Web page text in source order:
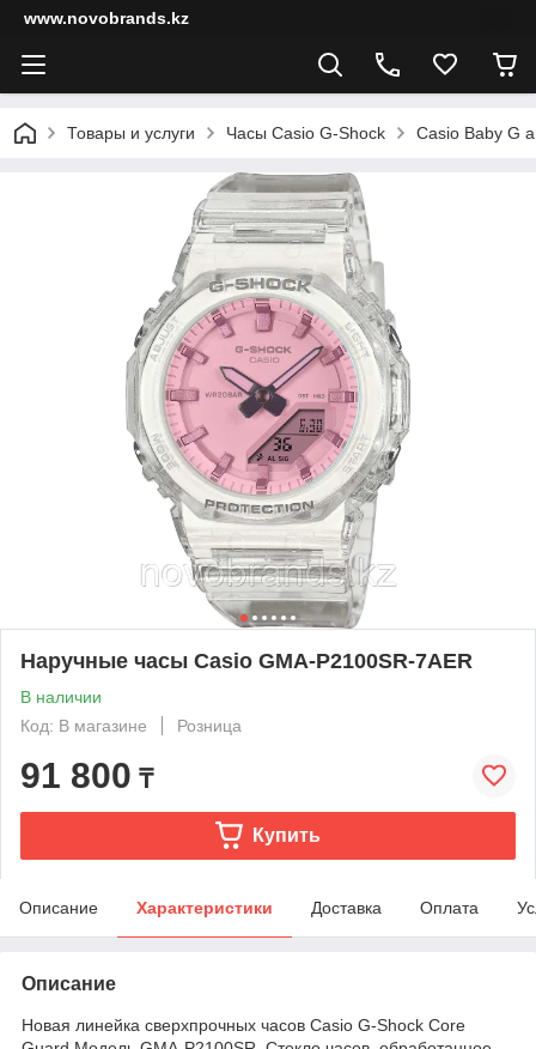
www.novobrands.kz
Товары и услуги Часы Casio G-Shock Casio Baby G
Наручные часы Casio GMA-P2100SR-7AER
В наличии
Код: В магазине
Розница
91 800 ₸
Купить
Описание Характеристики Доставка Оплата
Описание
Новая линейка сверхпрочных часов Casio G-Shock Core